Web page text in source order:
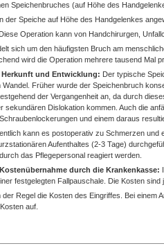
Speichenbruches (auf Höhe des
der Speiche auf Höhe des Handgelenkes
Diese Operation kann von Handchirurgen,
sich um den häufigsten Bruch am
wird die Operation mehrere tausend Mal
und Entwicklung: Der typische
Früher wurde der Speichenbruch
der Vergangenheit an, da durch
sekundären Dislokation kommen. Auch die
und einem daraus
kann es postoperativ zu Schmerzen und
Aufenthaltes (2-3 Tage)
das Pflegepersonal reagiert werden.
durch die Krankenkasse:
festgelegten Fallpauschale. Die Kosten
Regel die Kosten des Eingriffes. Bei einem
auf.